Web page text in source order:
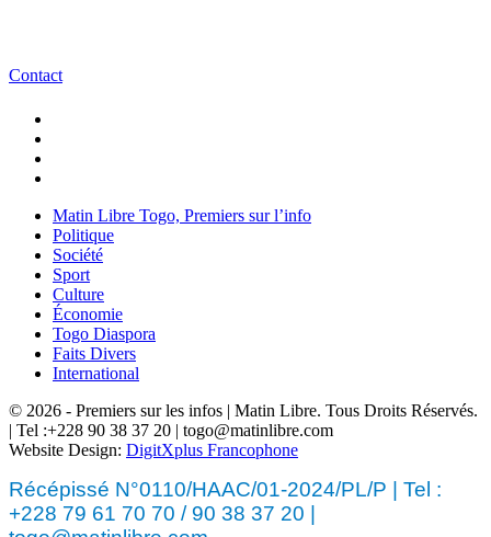
Contact
Matin Libre Togo, Premiers sur l’info
Politique
Société
Sport
Culture
Économie
Togo Diaspora
Faits Divers
International
© 2026 - Premiers sur les infos | Matin Libre. Tous Droits Réservés.
| Tel :+228 90 38 37 20 | togo@matinlibre.com
Website Design: DigitXplus Francophone
Récépissé N°0110/HAAC/01-2024/PL/P | Tel :
+228 79 61 70 70 / 90 38 37 20 |